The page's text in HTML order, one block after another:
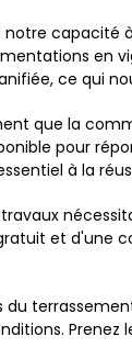
capacité
en
ce qui
que la
pour
à la
et d'une
du
Prenez